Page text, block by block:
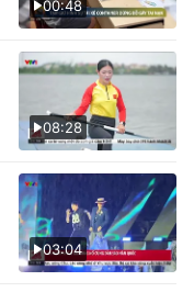
00:48
08:28
03:04